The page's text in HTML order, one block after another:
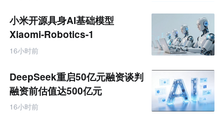
小米开源具身AI基础模型
Xiaomi-Robotics-1
16小时前
DeepSeek重启50亿元融资谈判
融资前估值达500亿元
16小时前